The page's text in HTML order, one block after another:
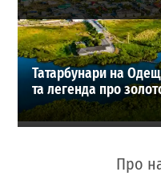
Татарбунари на
та легенда про
Про